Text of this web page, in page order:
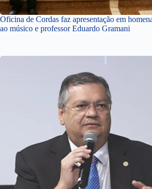
Oficina de Cordas faz apresentação em
ao músico e professor Eduardo Gramani